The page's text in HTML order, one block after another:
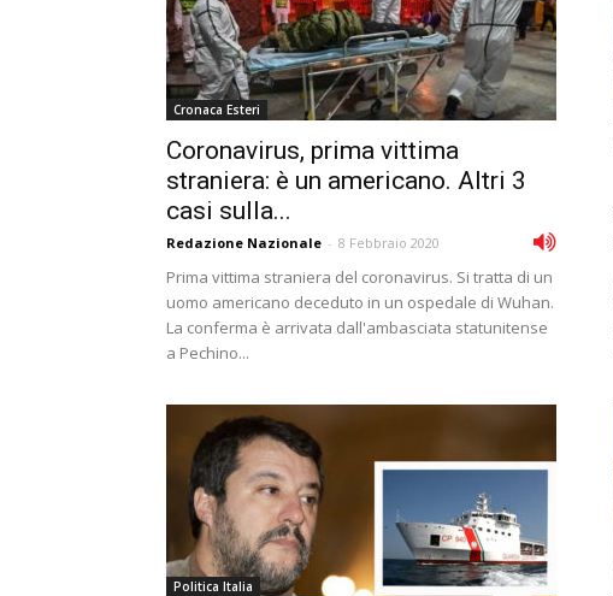
Cronaca Esteri
Coronavirus, prima vittima
straniera: è un americano. Altri 3
casi sulla...
Redazione Nazionale - 8 Febbraio 2020
Prima vittima straniera del coronavirus. Si tratta di un
uomo americano deceduto in un ospedale di Wuhan.
La conferma è arrivata dall'ambasciata statunitense
a Pechino...
Politica Italia